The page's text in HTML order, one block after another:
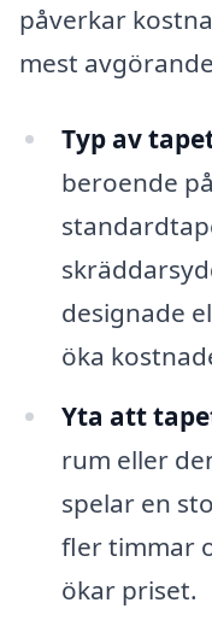
påverkar
mest
Typ av
beroende
designade
öka
Yta att
rum eller
spelar en
fler timmar
ökar priset.